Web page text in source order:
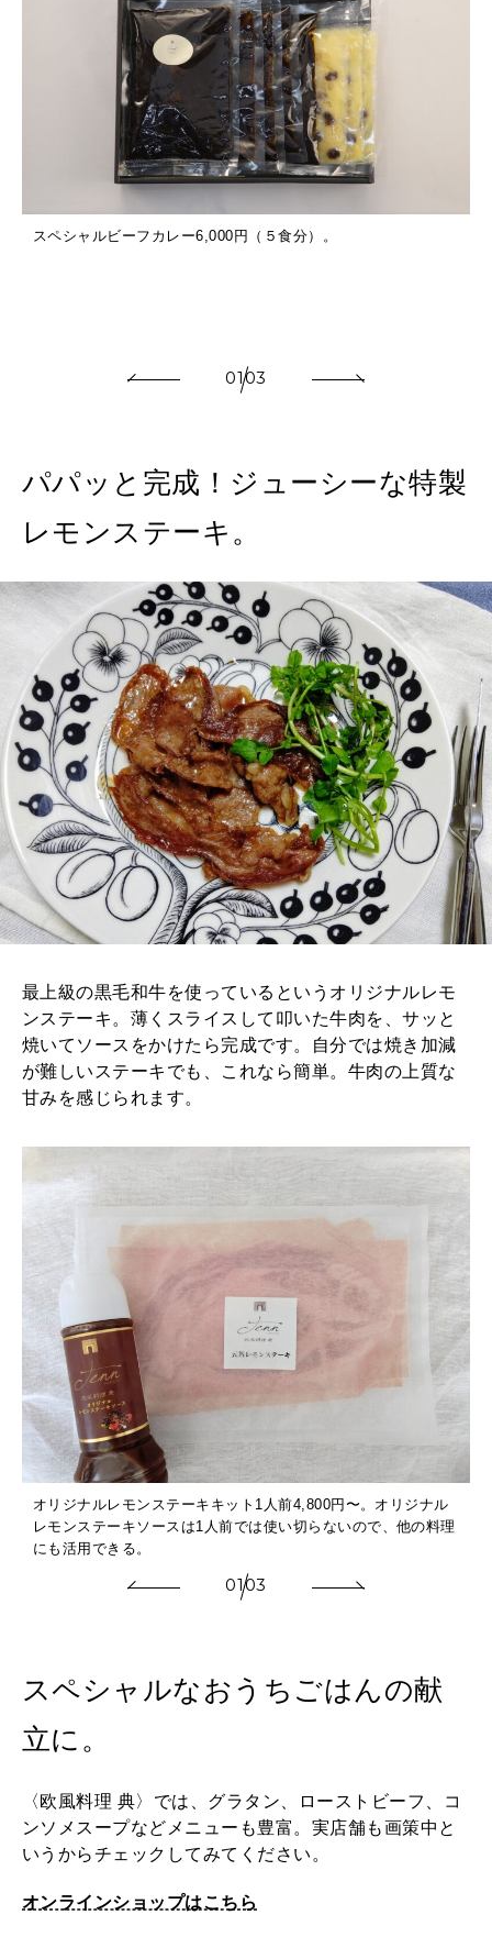
スペシャルビーフカレー6,000円（５食分）。
0103
パパッと完成！ジューシーな特製
レモンステーキ。
最上級の黒毛和牛を使っているというオリジナルレモ
ンステーキ。薄くスライスして叩いた牛肉を、サッと
焼いてソースをかけたら完成です。自分では焼き加減
が難しいステーキでも、これなら簡単。牛肉の上質な
甘みを感じられます。
オリジナルレモンステーキキット1人前4,800円〜。オリジナル
レモンステーキソースは1人前では使い切らないので、他の料理
にも活用できる。
0103
スペシャルなおうちごはんの献
立に。
〈欧風料理 典〉では、グラタン、ローストビーフ、コ
ンソメスープなどメニューも豊富。実店舗も画策中と
いうからチェックしてみてください。
オンラインショップはこちら